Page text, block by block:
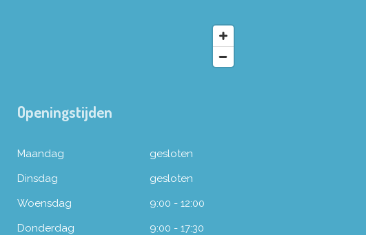
Openingstijden
Maandag
gesloten
Dinsdag
gesloten
Woensdag
9:00 - 12:00
Donderdag
9:00 - 17:30